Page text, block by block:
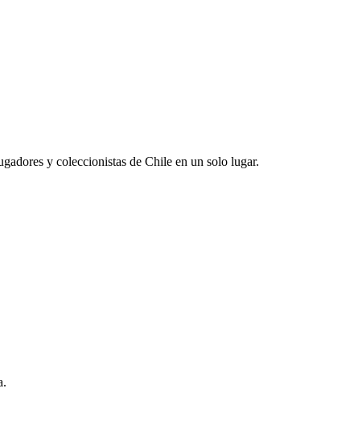
y coleccionistas de Chile en un solo lugar.